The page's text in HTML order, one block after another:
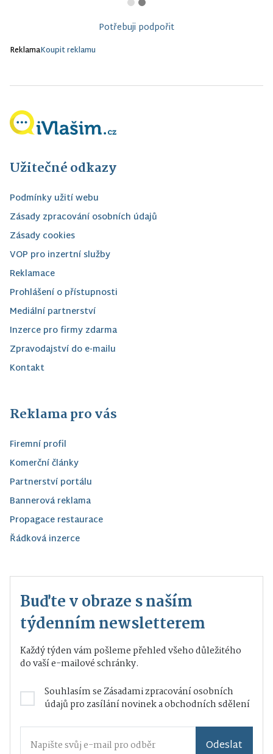
Potřebuji podpořit
ReklamaKoupit reklamu
Užitečné odkazy
Podmínky užití webu
Zásady zpracování osobních údajů
Zásady cookies
VOP pro inzertní služby
Reklamace
Prohlášení o přístupnosti
Mediální partnerství
Inzerce pro firmy zdarma
Zpravodajství do e-mailu
Kontakt
Reklama pro vás
Firemní profil
Komerční články
Partnerství portálu
Bannerová reklama
Propagace restaurace
Řádková inzerce
Buďte v obraze s naším
týdenním newsletterem
Každý týden vám pošleme přehled všeho důležitého
do vaší e-mailové schránky.
Souhlasím seZásadami zpracování osobních
údajůpro zasílání novinek a obchodních sdělení
Odeslat